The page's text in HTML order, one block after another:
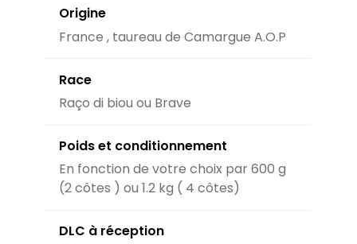
Origine
France , taureau de Camargue A.O.P
Race
Raço di biou ou Brave
Poids et conditionnement
En fonction de votre choix par 600 g
(2 côtes ) ou 1.2 kg ( 4 côtes)
DLC à réception